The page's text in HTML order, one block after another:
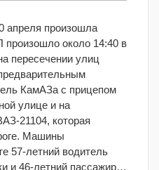
апреля произошла
произошло около 14:40 в
пересечении улиц
КамАЗа с прицепом
улице и на
21104, которая
Машины
57-летний водитель
и 46-летний пассажир…